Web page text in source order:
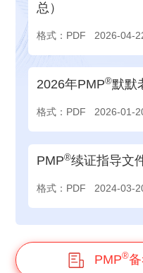
总）
格式：PDF 2026-04-
2026年PMP®默默
格式：PDF 2026-01-
PMP®续证指导文
格式：PDF 2024-03-
PMP®